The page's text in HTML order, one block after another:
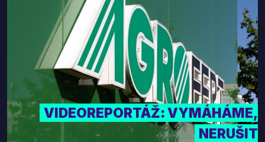
VIDEOREPORTÁŽ: VYMÁHÁME,
NERUŠIT